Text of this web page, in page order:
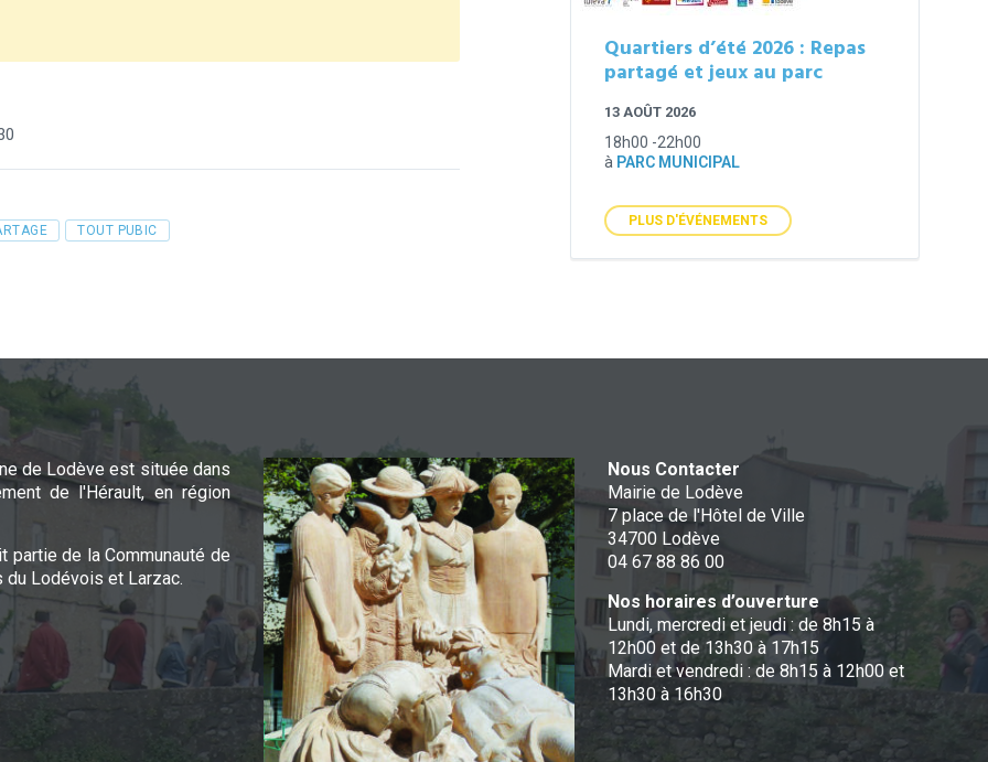
TOUT PUBIC
Quartiers d’été 2026 : Repas
partagé et jeux au parc
13 AOÛT 2026
18h00 -22h00
à PARC MUNICIPAL
PLUS D'ÉVÉNEMENTS
de Lodève est située dans
de l'Hérault, en région
partie de la Communauté de
du Lodévois et Larzac.
Nous Contacter
Mairie de Lodève
7 place de l'Hôtel de Ville
34700 Lodève
04 67 88 86 00
Nos horaires d’ouverture
Lundi, mercredi et jeudi : de 8h15 à
12h00 et de 13h30 à 17h15
Mardi et vendredi : de 8h15 à 12h00 et
13h30 à 16h30